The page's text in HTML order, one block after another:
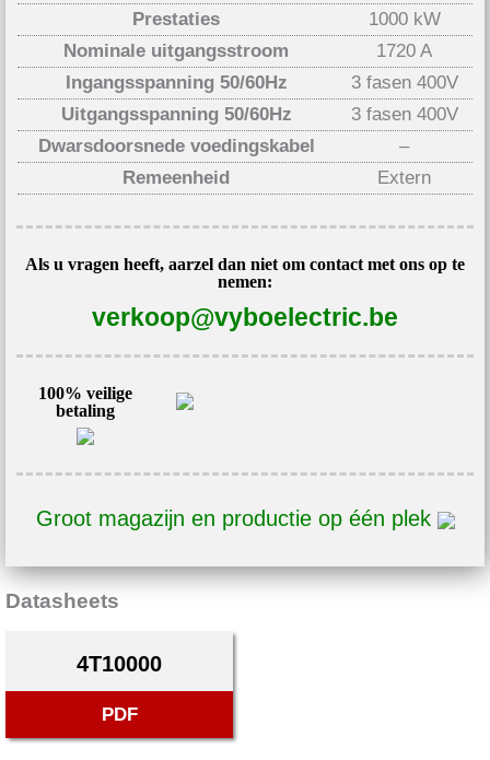
Prestaties
1000 kW
Nominale uitgangsstroom
1720 A
Ingangsspanning 50/60Hz
3 fasen 400V
Uitgangsspanning 50/60Hz
3 fasen 400V
Dwarsdoorsnede voedingskabel
–
Remeenheid
Extern
Als u vragen heeft, aarzel dan niet om contact met ons op te
nemen:
verkoop@vyboelectric.be
100% veilige
betaling
Groot magazijn en productie op één plek
Datasheets
4T10000
PDF